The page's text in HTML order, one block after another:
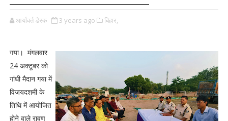
आर्यावर्त डेस्क 3 years ago बिहार,
गया। मंगलवार
24 अक्टूबर को
गांधी मैदान गया में
विजयदशमी के
तिथि में आयोजित
होने वाले रावण